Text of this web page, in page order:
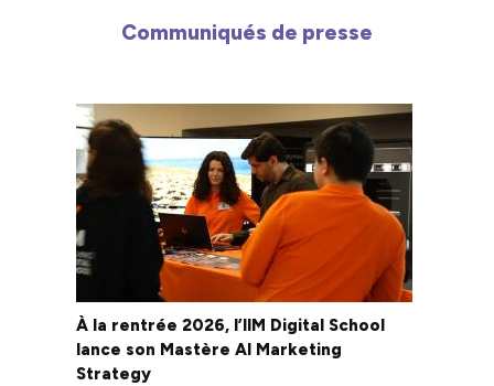
Communiqués de presse
À la rentrée 2026, l’IIM Digital School
lance son Mastère AI Marketing
Strategy